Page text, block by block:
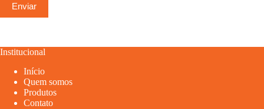
Enviar
Institucional
Início
Quem somos
Produtos
Contato